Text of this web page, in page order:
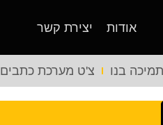
אודות יצירת קשר
תמיכה בנו צ'ט מערכת כתבים